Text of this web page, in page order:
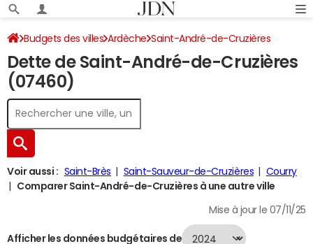
Budgets des villes Ardèche Saint-André-de-Cruzières
Dette au 31/12/2024
Dette de Saint-André-de-Cruzières
(07460)
Voir aussi : Saint-Brès Saint-Sauveur-de-Cruzières
Courry
Comparer Saint-André-de-Cruzières à une autre ville
Mise à jour le 07/11/25
Afficher les données budgétaires de